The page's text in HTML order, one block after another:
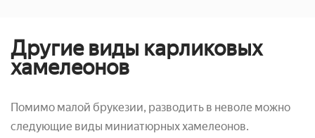
Другие виды карликовых
хамелеонов
Помимо малой брукезии, разводить в неволе можно
следующие виды миниатюрных хамелеонов.